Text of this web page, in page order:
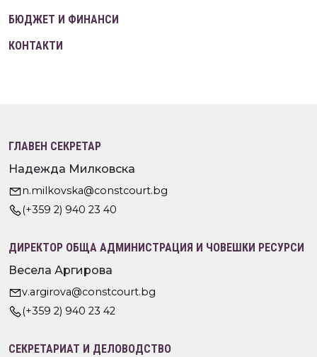
БЮДЖЕТ И ФИНАНСИ
КОНТАКТИ
ГЛАВЕН СЕКРЕТАР
Надежда Милковска
n.milkovska@constcourt.bg
(+359 2) 940 23 40
ДИРЕКТОР ОБЩА АДМИНИСТРАЦИЯ И ЧОВЕШКИ РЕСУРСИ
Весела Аргирова
v.argirova@constcourt.bg
(+359 2) 940 23 42
СЕКРЕТАРИАТ И ДЕЛОВОДСТВО